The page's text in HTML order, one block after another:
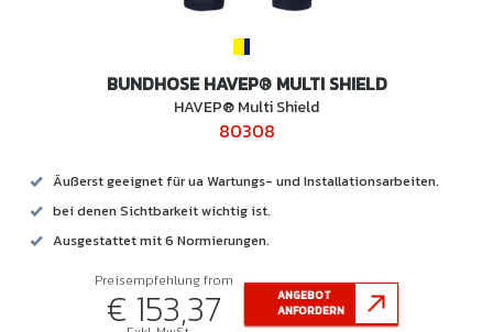
BUNDHOSE HAVEP® MULTI SHIELD
HAVEP® Multi Shield
80308
Äußerst geeignet für ua Wartungs- und Installationsarbeiten.
bei denen Sichtbarkeit wichtig ist.
Ausgestattet mit 6 Normierungen.
Preisempfehlung from
€ 153,37
ANGEBOT
ANFORDERN